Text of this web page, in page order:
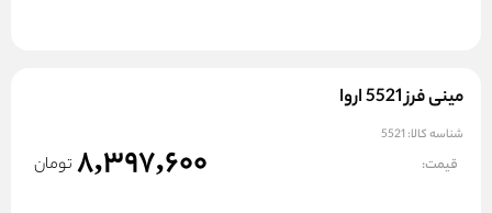
مينی فرز 5521 اروا
شناسه کالا: 5521
قیمت: 8,397,600 تومان